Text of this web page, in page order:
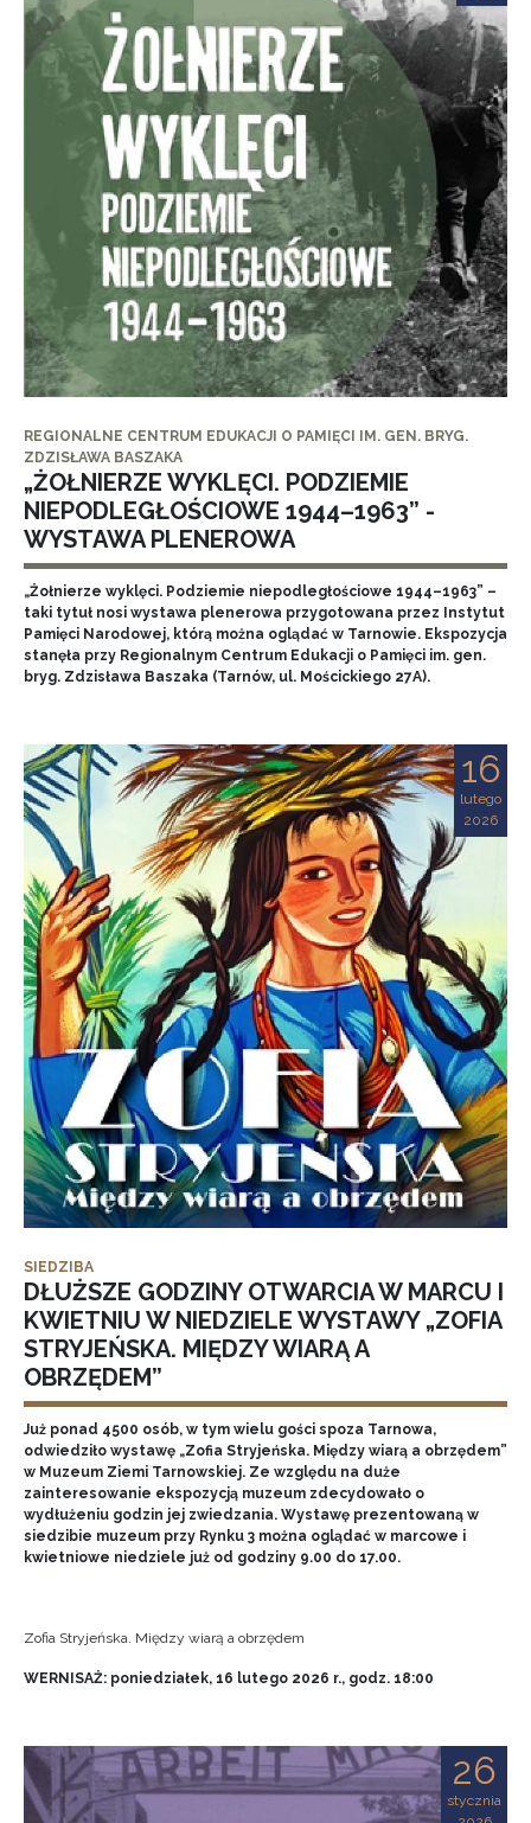
REGIONALNE CENTRUM EDUKACJI O PAMIĘCI IM. GEN. BRYG.
ZDZISŁAWA BASZAKA
„ŻOŁNIERZE WYKLĘCI. PODZIEMIE
NIEPODLEGŁOŚCIOWE 1944–1963” -
WYSTAWA PLENEROWA
„Żołnierze wyklęci. Podziemie niepodległościowe 1944–1963” –
taki tytuł nosi wystawa plenerowa przygotowana przez Instytut
Pamięci Narodowej, którą można oglądać w Tarnowie. Ekspozycja
stanęła przy Regionalnym Centrum Edukacji o Pamięci im. gen.
bryg. Zdzisława Baszaka (Tarnów, ul. Mościckiego 27A).
16
lutego
2026
SIEDZIBA
DŁUŻSZE GODZINY OTWARCIA W MARCU I
KWIETNIU W NIEDZIELE WYSTAWY „ZOFIA
STRYJEŃSKA. MIĘDZY WIARĄ A
OBRZĘDEM”
Już ponad 4500 osób, w tym wielu gości spoza Tarnowa,
odwiedziło wystawę „Zofia Stryjeńska. Między wiarą a obrzędem”
w Muzeum Ziemi Tarnowskiej. Ze względu na duże
zainteresowanie ekspozycją muzeum zdecydowało o
wydłużeniu godzin jej zwiedzania. Wystawę prezentowaną w
siedzibie muzeum przy Rynku 3 można oglądać w marcowe i
kwietniowe niedziele już od godziny 9.00 do 17.00.
Zofia Stryjeńska. Między wiarą a obrzędem
WERNISAŻ: poniedziałek, 16 lutego 2026 r., godz. 18:00
26
stycznia